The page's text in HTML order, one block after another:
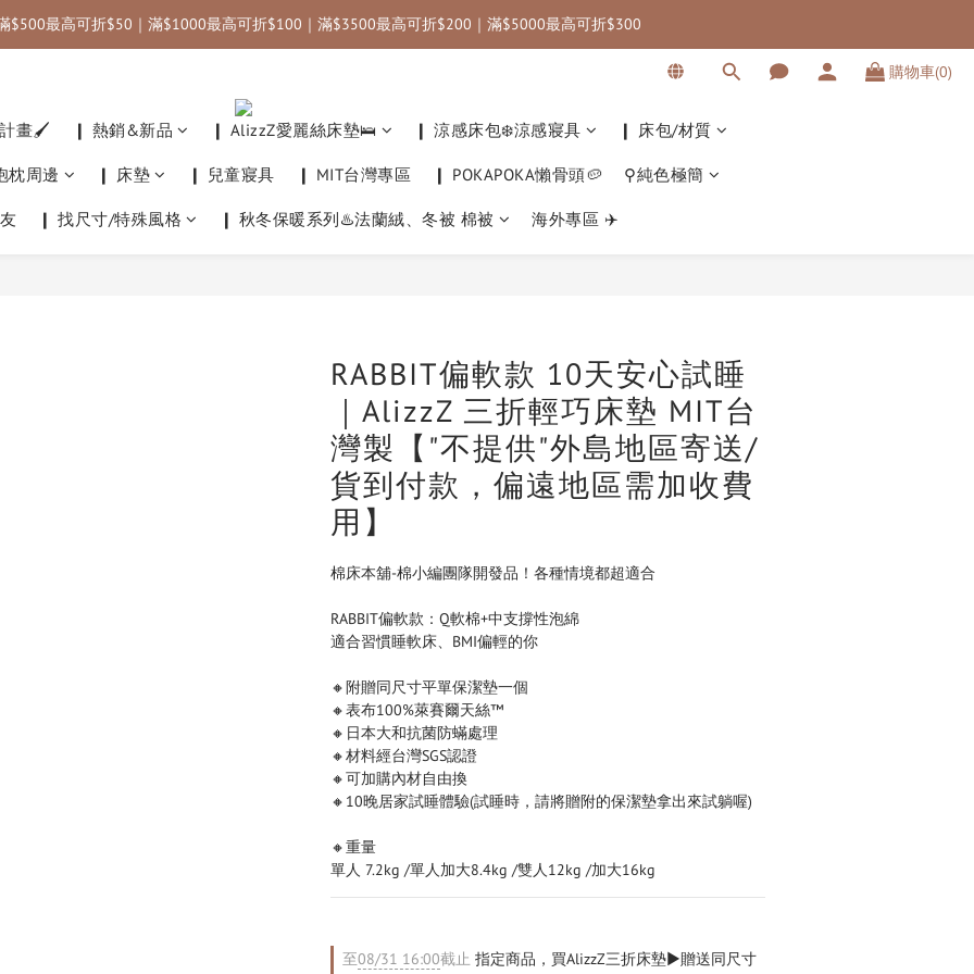
｜國內限定優惠碼：annahome (滿3000折$300) ＿＿＿＿＿＿＿｜✈️ 海外滿三千免運｜
$500最高可折$50｜滿$1000最高可折$100｜滿$3500最高可折$200｜滿$5000最高可折$300
購物車(0)
畫🖌️ ❙ 熱銷&新品 ❙ AlizzZ愛麗絲床墊🛌 ❙ 涼感床包❄️涼感寢具 ❙ 床包/材質
枕周邊 ❙ 床墊 ❙ 兒童寢具 ❙ MIT台灣專區 ❙ POKAPOKA懶骨頭🥔 ⚲純色極簡
❙ 找尺寸/特殊風格 ❙ 秋冬保暖系列♨️法蘭絨、冬被 棉被 海外專區 ✈️
RABBIT偏軟款 10天安心試睡
｜AlizzZ 三折輕巧床墊 MIT台
灣製【"不提供"外島地區寄送/
貨到付款，偏遠地區需加收費
用】
棉床本舖-棉小編團隊開發品！各種情境都超適合
RABBIT偏軟款：Q軟棉+中支撐性泡綿
適合習慣睡軟床、BMI偏輕的你
🔸附贈同尺寸平單保潔墊一個
🔸表布100%萊賽爾天絲™
🔸日本大和抗菌防蟎處理
🔸材料經台灣SGS認證
🔸可加購內材自由換
🔸10晚居家試睡體驗(試睡時，請將贈附的保潔墊拿出來試躺喔)
🔸重量
單人 7.2kg /單人加大8.4kg /雙人12kg /加大16kg
至08/31 16:00截止 指定商品，買AlizzZ三折床墊▶贈送同尺寸